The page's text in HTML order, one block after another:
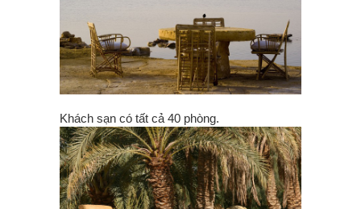
Khách sạn có tất cả 40 phòng.